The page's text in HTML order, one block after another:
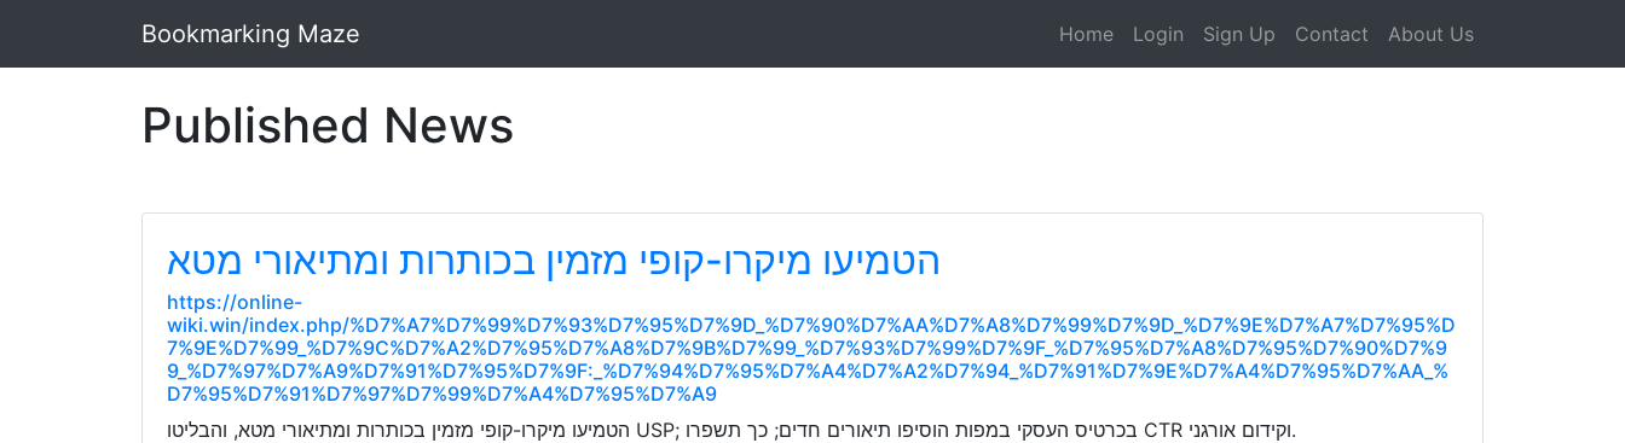
Bookmarking Maze Home Login Sign Up Contact About Us
Published News
הטמיעו מיקרו-קופי מזמין בכותרות ומתיאורי מטא
https://online-
wiki.win/index.php/%D7%A7%D7%99%D7%93%D7%95%D7%9D_%D7%90%D7%AA%D7%A8%D7%99%D7%9D_%D7%9E%D7%A7%D7%95%D
7%9E%D7%99_%D7%9C%D7%A2%D7%95%D7%A8%D7%9B%D7%99_%D7%93%D7%99%D7%9F_%D7%95%D7%A8%D7%95%D7%90%D7%9
9_%D7%97%D7%A9%D7%91%D7%95%D7%9F:_%D7%94%D7%95%D7%A4%D7%A2%D7%94_%D7%91%D7%9E%D7%A4%D7%95%D7%AA_%
D7%95%D7%91%D7%97%D7%99%D7%A4%D7%95%D7%A9
הטמיעו מיקרו-קופי מזמין בכותרות ומתיאורי מטא, והבליטו USP; בכרטיס העסקי במפות הוסיפו תיאורים חדים; כך תשפרו CTR וקידום אורגני.